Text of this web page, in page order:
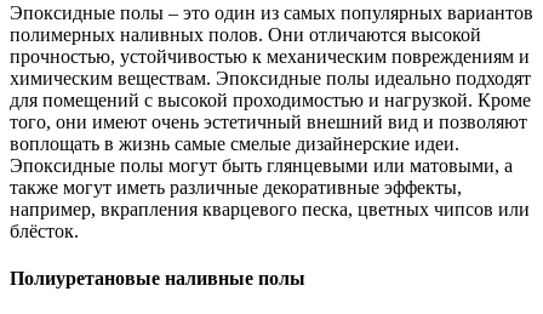
Эпоксидные полы – это один из самых популярных вариантов
полимерных наливных полов. Они отличаются высокой
прочностью, устойчивостью к механическим повреждениям и
химическим веществам. Эпоксидные полы идеально подходят
для помещений с высокой проходимостью и нагрузкой. Кроме
того, они имеют очень эстетичный внешний вид и позволяют
воплощать в жизнь самые смелые дизайнерские идеи.
Эпоксидные полы могут быть глянцевыми или матовыми, а
также могут иметь различные декоративные эффекты,
например, вкрапления кварцевого песка, цветных чипсов или
блёсток.
Полиуретановые наливные полы